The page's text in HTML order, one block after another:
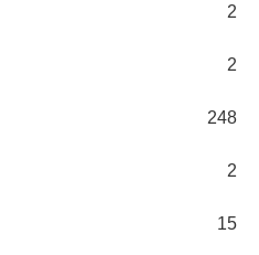
2
2
248
2
15